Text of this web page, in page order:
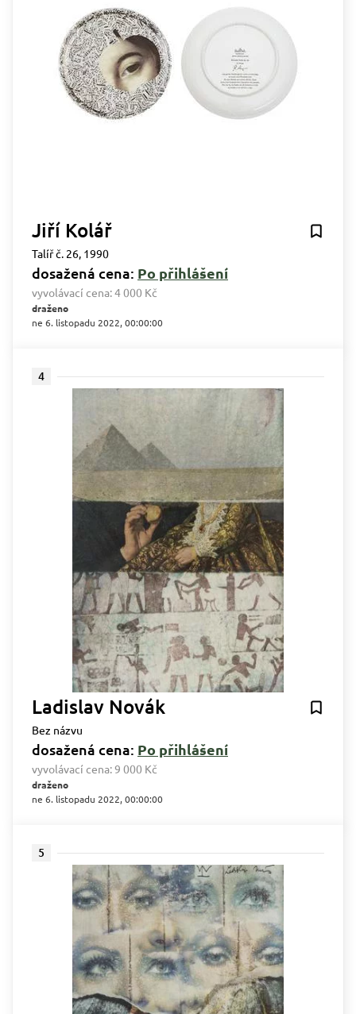
Jiří Kolář
Talíř č. 26, 1990
dosažená cena: Po přihlášení
vyvolávací cena:4 000 Kč
draženo
ne 6. listopadu 2022, 00:00:00
4
Ladislav Novák
Bez názvu
dosažená cena: Po přihlášení
vyvolávací cena:9 000 Kč
draženo
ne 6. listopadu 2022, 00:00:00
5